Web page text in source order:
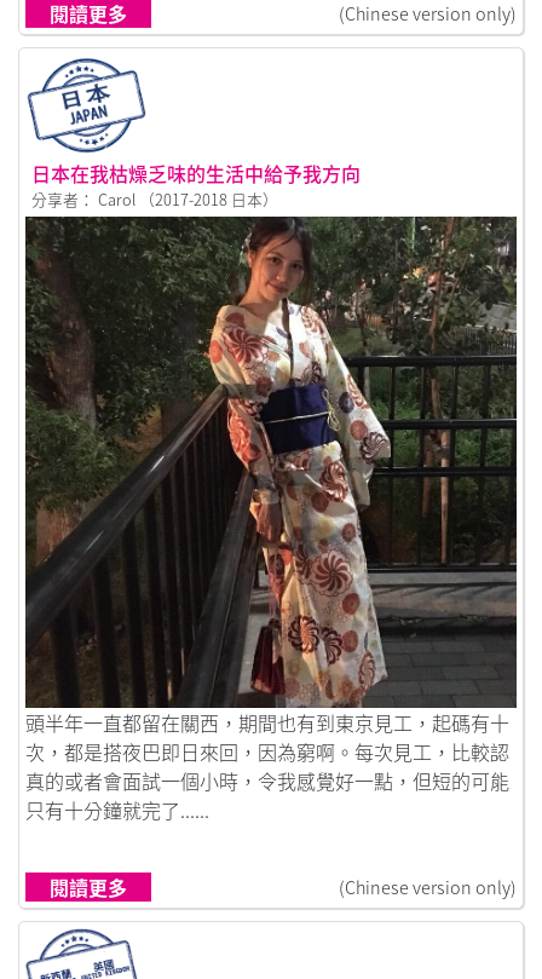
閱讀更多 (Chinese version only)
日本在我枯燥乏味的生活中給予我方向
分享者： Carol （2017-2018 日本）
鏈接到日本在我枯燥乏味的生活中給予我方向
頭半年一直都留在關西，期間也有到東京見工，起碼有十
次，都是搭夜巴即日來回，因為窮啊。每次見工，比較認
真的或者會面試一個小時，令我感覺好一點，但短的可能
只有十分鐘就完了......
閱讀更多 (Chinese version only)